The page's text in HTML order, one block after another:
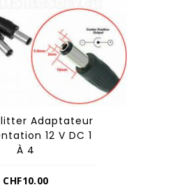
Adaptateur
12 V DC 1
À 4
CHF10.00